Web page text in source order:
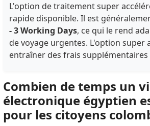
L'option de traitement super
rapide disponible. Il est
- 3 Working Days, ce qui le rend
de voyage urgentes. L'option super
entraîner des frais supplémentaires
Combien de temps un
électronique égyptien
pour les citoyens